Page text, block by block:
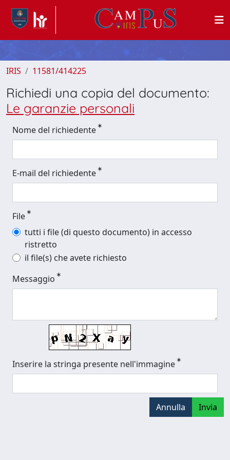
IRIS 11581/414225
Richiedi una copia del documento:
Le garanzie personali
Nome del richiedente
E-mail del richiedente
File
tutti i file (di questo documento) in accesso
ristretto
il file(s) che avete richiesto
Messaggio
Inserire la stringa presente nell'immagine
Annulla Invia